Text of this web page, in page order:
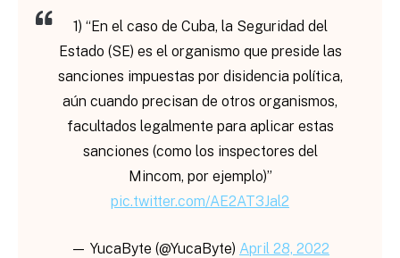
1) “En el caso de Cuba, la Seguridad del
Estado (SE) es el organismo que preside las
sanciones impuestas por disidencia política,
aún cuando precisan de otros organismos,
facultados legalmente para aplicar estas
sanciones (como los inspectores del
Mincom, por ejemplo)”
pic.twitter.com/AE2AT3Jal2
— YucaByte (@YucaByte) April 28, 2022